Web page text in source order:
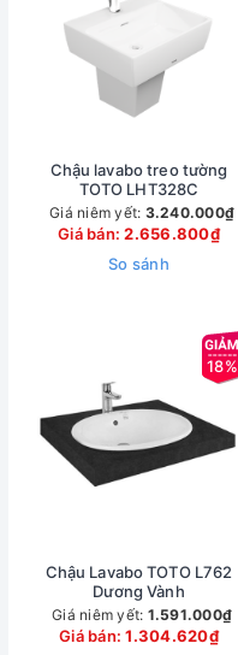
Chậu lavabo treo tường
TOTO LHT328C
Giá niêm yết: 3.240.000₫
Giá bán:2.656.800₫
So sánh
18%
Chậu Lavabo TOTO L762
Dương Vành
Giá niêm yết: 1.591.000₫
Giá bán:1.304.620₫